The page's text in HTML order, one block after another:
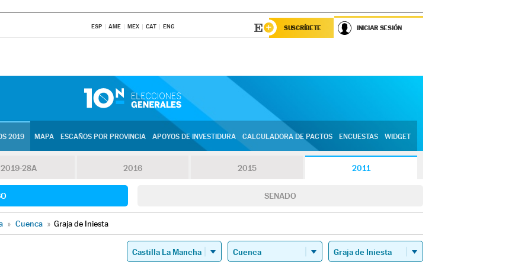
ESP AME MEX CAT ENG SUSCRÍBETE INICIAR SESIÓN
2019 MAPA ESCAÑOS POR PROVINCIA APOYOS DE INVESTIDURA CALCULADORA DE PACTOS ENCUESTAS WIDGET
2019-28A 2016 2015 2011
SENADO
» Cuenca » Graja de Iniesta